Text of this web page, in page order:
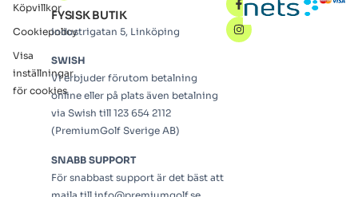
Köpvillkor
Cookiepolicy
Visa
inställningar
för cookies
FYSISK BUTIK
Industrigatan 5, Linköping
SWISH
Vi erbjuder förutom betalning
online eller på plats även betalning
via Swish till 123 654 2112
(PremiumGolf Sverige AB)
SNABB SUPPORT
För snabbast support är det bäst att